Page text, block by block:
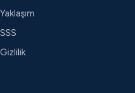
Yaklaşım
SSS
Gizlilik